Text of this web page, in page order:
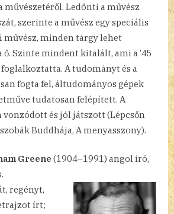
művészetéről. Ledönti a művész
szerinte a művész egy speciális
művész, minden tárgy lehet
Szinte mindent kitalált, ami a ’45
A tudományt és a
fogta fel, áltudományos gépek
tudatosan felépített. A
vonzódott és jól játszott (Lépcsőn
Buddhája, A menyasszony).
Greene (1904–1991) angol író,
regényt,
írt;